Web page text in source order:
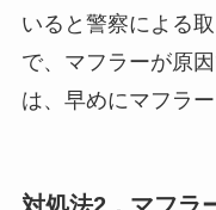
いると警察による
で、マフラーが原
は、早めにマフラ